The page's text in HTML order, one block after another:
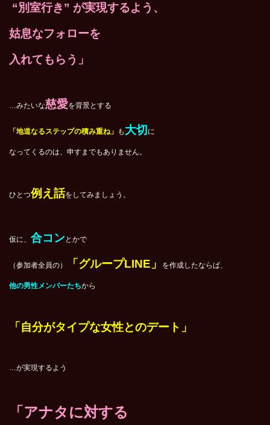
“別室行き” が実現するよう、
姑息なフォローを
入れてもらう」
…みたいな慈愛を背景とする
「地道なるステップの積み重ね」 も 大切 に
なってくるのは、申すまでもありません。
ひとつ例え話をしてみましょう。
仮に、 合コン とかで
（参加者全員の） 「グループLINE」 を作成したならば、
他の男性メンバーたちから
「自分がタイプな女性とのデート」
…が実現するよう
「アナタに対する